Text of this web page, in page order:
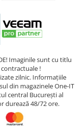
Imaginile sunt cu titlu
!
zilnic. Informațiile
din magazinele One-IT
central București al
durează 48/72 ore.